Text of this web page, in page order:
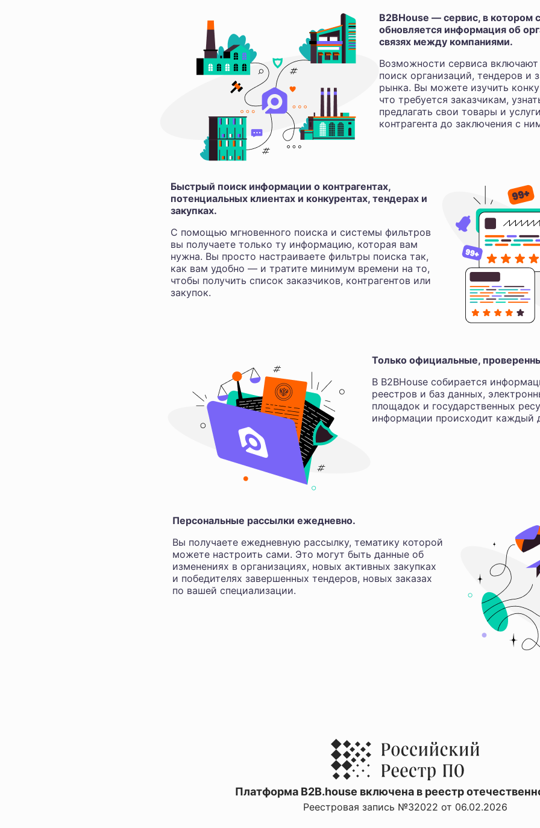
B2BHouse — сервис, в котором
обновляется информация об
связях между компаниями.
Возможности сервиса включают
поиск организаций, тендеров и
рынка. Вы можете изучить
что требуется заказчикам,
предлагать свои товары и
контрагента до заключения с
Быстрый поиск информации о контрагентах,
потенциальных клиентах и конкурентах, тендерах и
закупках.
С помощью мгновенного поиска и системы фильтров
вы получаете только ту информацию, которая вам
нужна. Вы просто настраиваете фильтры поиска так,
как вам удобно — и тратите минимум времени на то,
чтобы получить список заказчиков, контрагентов или
закупок.
Только официальные,
В B2BHouse собирается
реестров и баз данных,
площадок и государственных
информации происходит каждый
Персональные рассылки ежедневно.
Вы получаете ежедневную рассылку, тематику которой
можете настроить сами. Это могут быть данные об
изменениях в организациях, новых активных закупках
и победителях завершенных тендеров, новых заказах
по вашей специализации.
Платформа B2B.house включена в реестр
Реестровая запись №32022 от 06.02.2026